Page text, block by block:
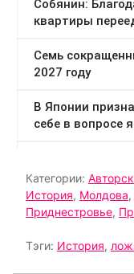
Категории:
История, Молдова,
Приднестровье,
Тэги: История,